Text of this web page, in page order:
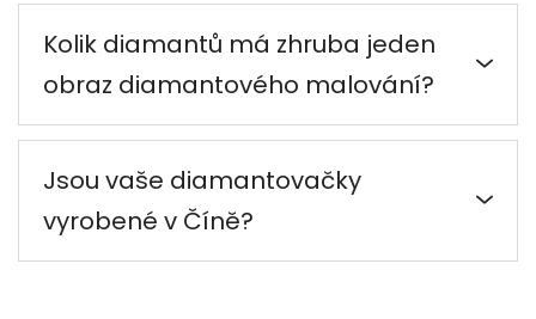
Kolik diamantů má zhruba jeden
obraz diamantového malování?
Jsou vaše diamantovačky
vyrobené v Číně?